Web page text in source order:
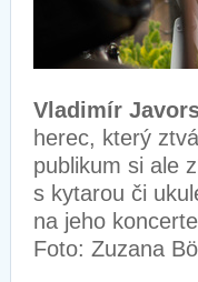
Vladimír
herec, který
publikum si ale
s kytarou či
na jeho
Foto: Zuzana